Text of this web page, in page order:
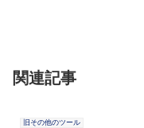
関連記事
旧その他のツール